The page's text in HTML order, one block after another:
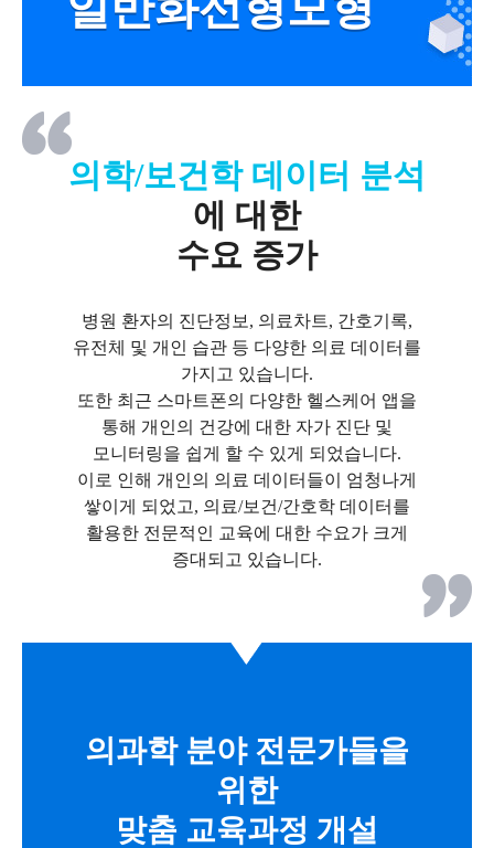
의학/보건학 데이터 분석
에 대한
수요 증가
병원 환자의 진단정보, 의료차트, 간호기록,
유전체 및 개인 습관 등 다양한 의료 데이터를
가지고 있습니다.
또한 최근 스마트폰의 다양한 헬스케어 앱을
통해 개인의 건강에 대한 자가 진단 및
모니터링을 쉽게 할 수 있게 되었습니다.
이로 인해 개인의 의료 데이터들이 엄청나게
쌓이게 되었고, 의료/보건/간호학 데이터를
활용한 전문적인 교육에 대한 수요가 크게
증대되고 있습니다.
의과학 분야 전문가들을
위한
맞춤 교육과정 개설